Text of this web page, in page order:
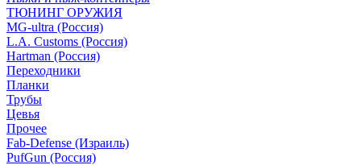
ТЮНИНГ ОРУЖИЯ
MG-ultra (Россия)
L.A. Customs (Россия)
Hartman (Россия)
Переходники
Планки
Трубы
Цевья
Прочее
Fab-Defense (Израиль)
PufGun (Россия)